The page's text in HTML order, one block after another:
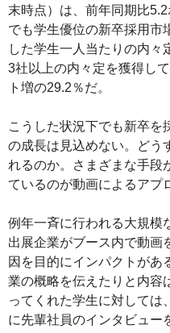
末時点）は、前年同期比
でも学生優位の新卒採用市
した学生一人当たりの内々
3社以上の内々定を獲得し
ト増の29.2％だ。
こうした状況下でも新卒を
の成長は見込めない。どう
れるのか。さまざまな手段
ているのが動画によるアプ
例年一斉に行われる大規模
出展企業がブース内で動画
因を目的にインパクトがあ
業の概略を伝えたりと内容
ってくれた学生に対しては
に先輩社員のインタビュー